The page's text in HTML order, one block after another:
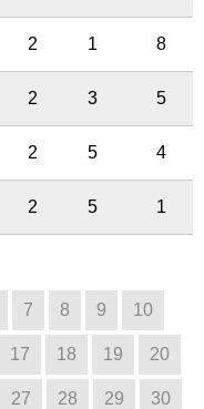
2 1 8
2 3 5
2 5 4
2 5 1
7 8 9 10
17 18 19 20
27 28 29 30